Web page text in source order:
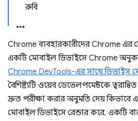
রুবি
Chrome ব্যবহারকারীদের Chrome এর
একটি মোবাইল ডিভাইসে Chrome
Chrome DevTools-এর সাথে ডিভাইস
বৈশিষ্ট্যটি ওয়েব ডেভেলপমেন্টকে
দ্রুত পরীক্ষা করার অনুমতি দেয় কিভাবে
মোবাইল ডিভাইসে রেন্ডার করে, একটি